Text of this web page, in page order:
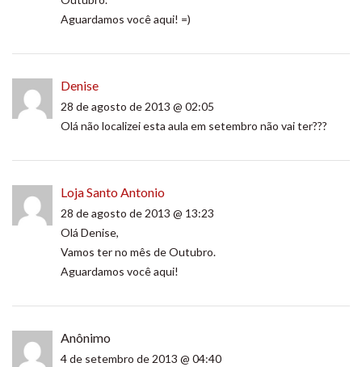
Aguardamos você aqui! =)
Denise
28 de agosto de 2013 @ 02:05
Olá não localizei esta aula em setembro não vai ter???
Loja Santo Antonio
28 de agosto de 2013 @ 13:23
Olá Denise,
Vamos ter no mês de Outubro.
Aguardamos você aqui!
Anônimo
4 de setembro de 2013 @ 04:40